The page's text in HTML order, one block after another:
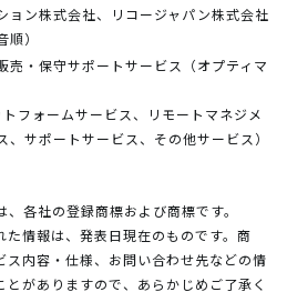
ョン株式会社、リコージャパン株式会社
）
売・保守サポートサービス（オプティマ
トフォームサービス、リモートマネジメ
、サポートサービス、その他サービス）
各社の登録商標および商標です。
情報は、発表日現在のものです。商
ス内容・仕様、お問い合わせ先などの情
がありますので、あらかじめご了承く